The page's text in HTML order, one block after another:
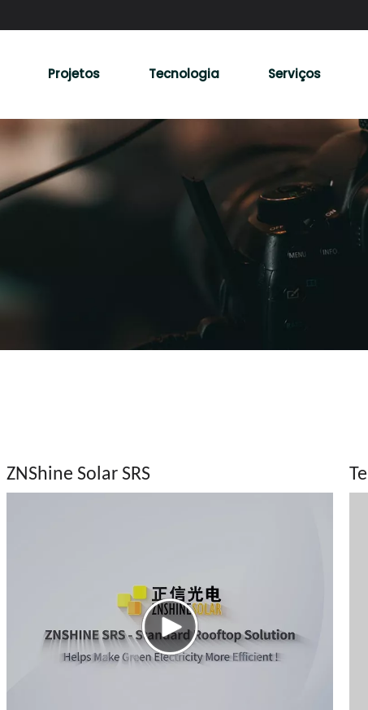
Projetos Tecnologia Serviços
ZNShine Solar SRS